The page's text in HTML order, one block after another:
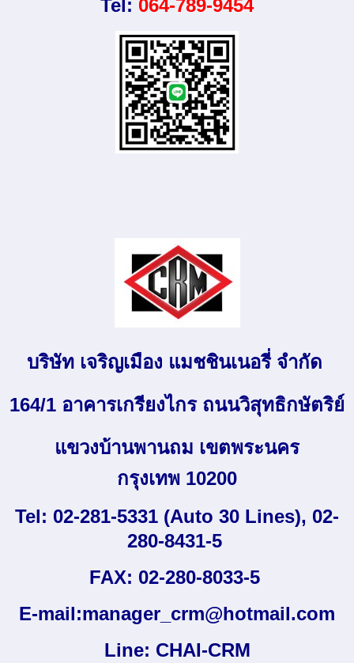
Tel: 064-789-9454
บริษัท เจริญเมือง แมชชินเนอรี่ จำกัด
164/1 อาคารเกรียงไกร ถนนวิสุทธิกษัตริย์
แขวงบ้านพานถม เขตพระนคร
กรุงเทพ 10200
Tel: 02-281-5331 (Auto 30 Lines), 02-
280-8431-5
FAX: 02-280-8033-5
E-mail:manager_crm@hotmail.com
Line: CHAI-CRM